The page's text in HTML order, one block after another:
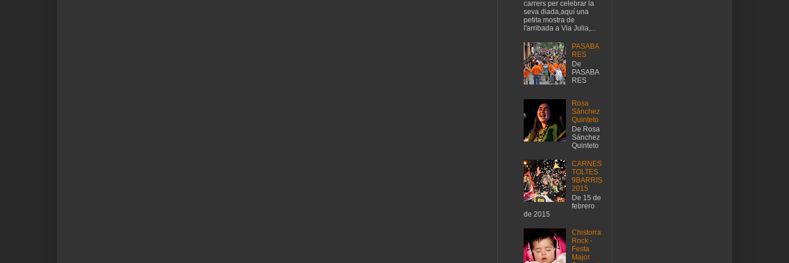
carrers per celebrar la
seva diada,aquí una
petita mostra de
l'arribada a Via Julia,...
PASABA
RES
De
PASABA
RES
Rosa
Sánchez
Quinteto
De Rosa
Sánchez
Quinteto
CARNES
TOLTES
9BARRIS
2015
De 15 de
febrero
de 2015
Chistorra
Rock -
Festa
Major